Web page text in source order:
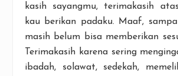
kasih sayangmu, terimakasih
kau berikan padaku. Maaf,
masih belum bisa memberikan
Terimakasih karena sering
ibadah, solawat, sedekah,